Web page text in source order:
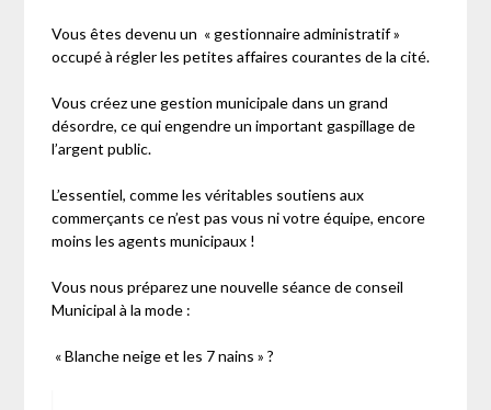
Vous êtes devenu un « gestionnaire administratif »
occupé à régler les petites affaires courantes de la cité.
Vous créez une gestion municipale dans un grand
désordre, ce qui engendre un important gaspillage de
l’argent public.
L’essentiel, comme les véritables soutiens aux
commerçants ce n’est pas vous ni votre équipe, encore
moins les agents municipaux !
Vous nous préparez une nouvelle séance de conseil
Municipal à la mode :
« Blanche neige et les 7 nains » ?